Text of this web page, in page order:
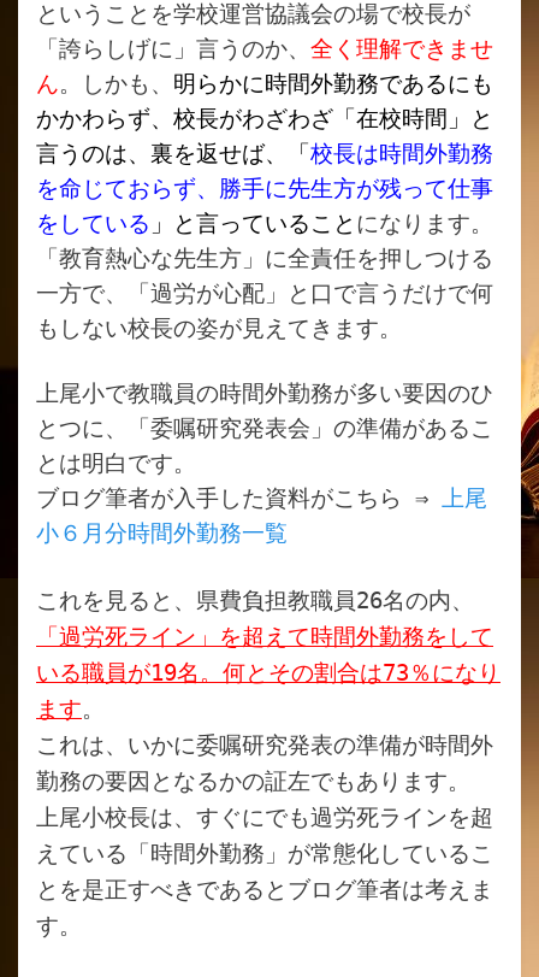
ということを学校運営協議会の場で校長が
「誇らしげに」言うのか、 全く理解できませ
ん。しかも、 明らかに時間外勤務であるにも
かかわらず、校長がわざわざ「在校時間」と
言うのは、裏を返せば、「 校長は時間外勤務
を命じておらず、勝手に先生方が残って仕事
をしている 」と言っていること になります。
「教育熱心な先生方」に全責任を押しつける
一方で、「過労が心配」と口で言うだけで何
もしない校長の姿が見えてきます。
上尾小で教職員の時間外勤務が多い要因のひ
とつに、「委嘱研究発表会」の準備があるこ
とは明白です。
ブログ筆者が入手した資料がこちら ⇒
上尾
小６月分時間外勤務一覧
これを見ると、県費負担教職員26名の内、
「過労死ライン」を超えて時間外勤務をして
いる職員が19名。何とその割合は73％になり
ます。
これは、いかに委嘱研究発表の準備が時間外
勤務の要因となるかの証左でもあります。
上尾小校長は、すぐにでも過労死ラインを超
えている「時間外勤務」が常態化しているこ
とを是正すべきであるとブログ筆者は考えま
す。